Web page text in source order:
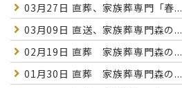
03月27日 直葬、家族葬専門「春...
03月09日 直送、家族葬専門森の...
02月19日 直葬 家族葬専門森の...
01月30日 直葬 家族葬専門森の...